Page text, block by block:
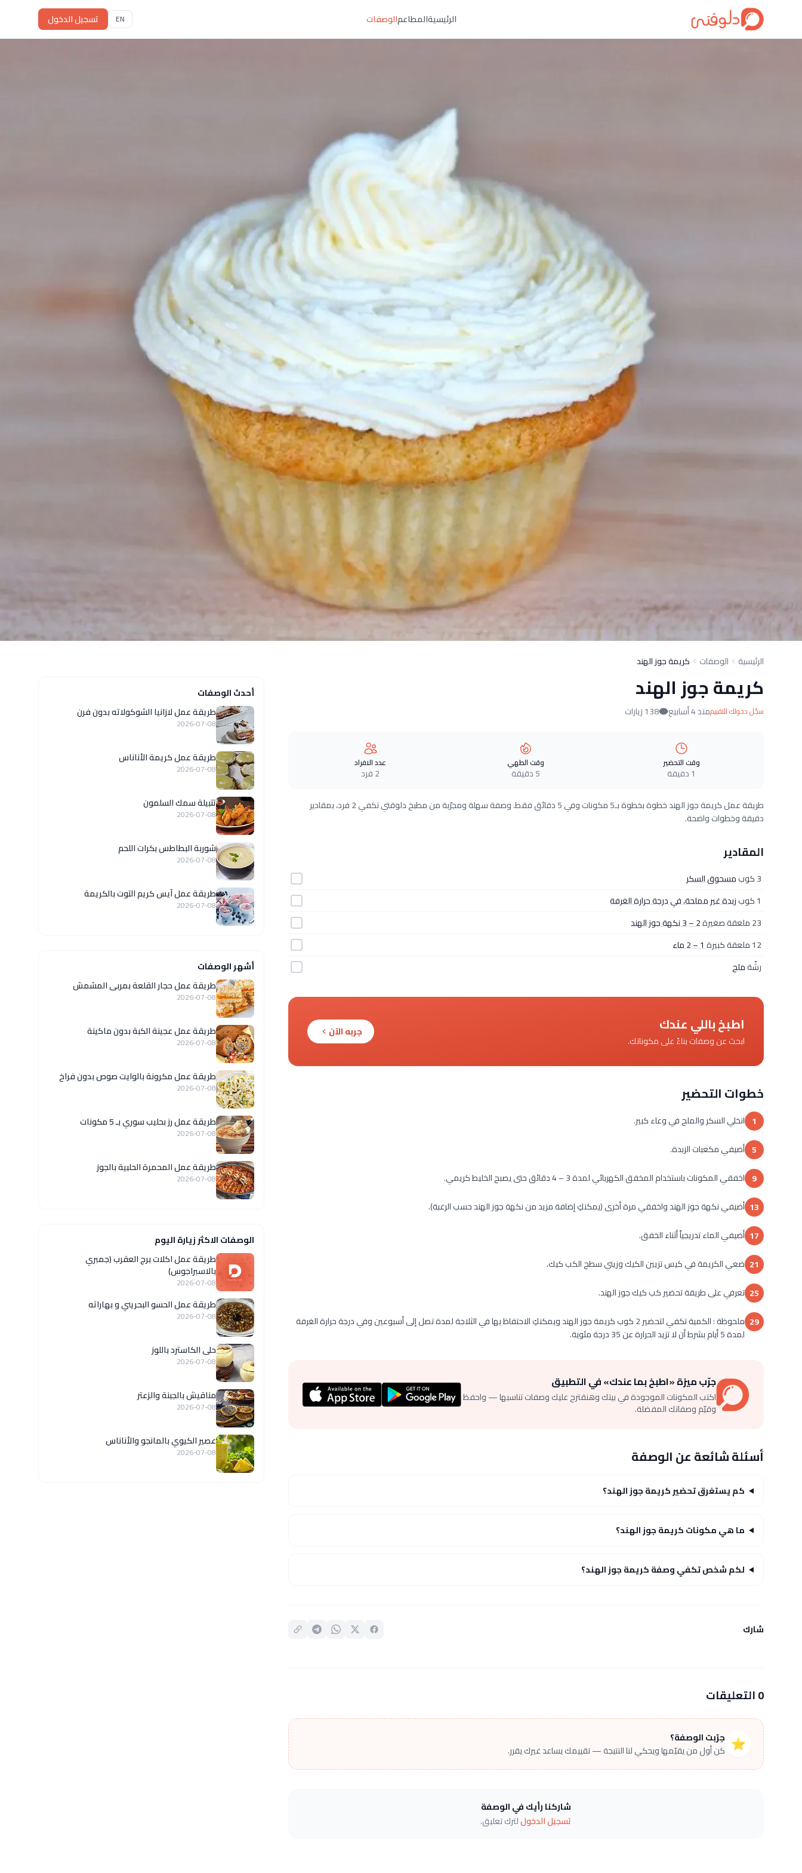
الرئيسيةالمطاعمالوصفات EN تسجيل الدخول
الرئيسية الوصفات كريمة جوز الهند
كريمة جوز الهند
سجّل دخولك للتقييممنذ 4 أسابيع 138 زيارات
وقت التحضير
1 دقيقة
وقت الطهي
5 دقيقة
عدد الافراد
2 فرد
طريقة عمل كريمة جوز الهند خطوة بخطوة بـ5 مكونات وفي 5 دقائق فقط. وصفة سهلة ومجرّبة من مطبخ دلوقتي تكفي 2 فرد، بمقادير
دقيقة وخطوات واضحة.
المقادير
3 كوب
مسحوق السكر
1 كوب
زبدة غير مملحة، في درجة حرارة الغرفة
23 ملعقة صغيرة
2 – 3 نكهة جوز الهند
12 ملعقة كبيرة
1 – 2 ماء
رشّةملح
اطبخ باللي عندك
ابحث عن وصفات بناءً على مكوناتك.
جربه الآن
خطوات التحضير
1 انخلي السكر والملح في وعاء كبير.
5 أضيفي مكعبات الزبدة.
9 اخفقي المكونات باستخدام المخفق الكهربائي لمدة 3 – 4 دقائق حتى يصبح الخليط كريمي.
13 أضيفي نكهة جوز الهند واخفقي مرة أخرى (يمكنكِ إضافة مزيد من نكهة جوز الهند حسب الرغبة).
17 أضيفي الماء تدريجياً أثناء الخفق.
21 ضعي الكريمة في كيس تزيين الكيك وزيني سطح الكب كيك.
25 تعرفي على طريقة تحضير كب كيك جوز الهند.
29
ملحوظة : الكمية تكفي لتحضير 2 كوب كريمة جوز الهند ويمكنكِ الاحتفاظ بها في الثلاجة لمدة تصل إلى أسبوعين وفي درجة حرارة الغرفة
لمدة 5 أيام بشرط أن لا تزيد الحرارة عن 35 درجة مئوية.
جرّب ميزة «اطبخ بما عندك» في التطبيق
اكتب المكونات الموجودة في بيتك وهنقترح عليك وصفات تناسبها — واحفظ
وقيّم وصفاتك المفضلة.
أسئلة شائعة عن الوصفة
كم يستغرق تحضير كريمة جوز الهند؟
ما هي مكونات كريمة جوز الهند؟
لكم شخص تكفي وصفة كريمة جوز الهند؟
شارك
0 التعليقات
⭐ جرّبت الوصفة؟
كن أول من يقيّمها ويحكي لنا النتيجة — تقييمك يساعد غيرك يقرر.
شاركنا رأيك في الوصفة
تسجيل الدخوللترك تعليق.
أحدث الوصفات
طريقة عمل لازانيا الشوكولاته بدون فرن
2026-07-08
طريقة عمل كريمة الأناناس
2026-07-08
تتبيلة سمك السلمون
2026-07-08
شوربة البطاطس بكرات اللحم
2026-07-08
طريقة عمل آيس كريم التوت بالكريمة
2026-07-08
أشهر الوصفات
طريقة عمل حجار القلعة بمربى المشمش
2026-07-08
طريقة عمل عجينة الكبة بدون ماكينة
2026-07-08
طريقة عمل مكرونة بالوايت صوص بدون فراخ
2026-07-08
طريقة عمل رز بحليب سوري بـ 5 مكونات
2026-07-08
طريقة عمل المحمرة الحلبية بالجوز
2026-07-08
الوصفات الاكثر زيارة اليوم
طريقة عمل اكلات برج العقرب (جمبري
بالاسبراجوس)
2026-07-08
طريقة عمل الحسو البحريني و بهاراته
2026-07-08
حلى الكاسترد باللوز
2026-07-08
مناقيش بالجبنة والزعتر
2026-07-08
عصير الكيوي بالمانجو والأناناس
2026-07-08